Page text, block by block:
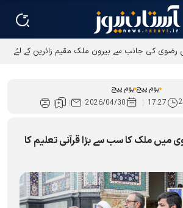
کی جانب سے بیرون ملک مقیم زائرین کے لئے
ہوم پیج ہوم پیج
17:27
2026/04/30
میں ملک کا سب سے بڑا قرآنی تعلیم کا